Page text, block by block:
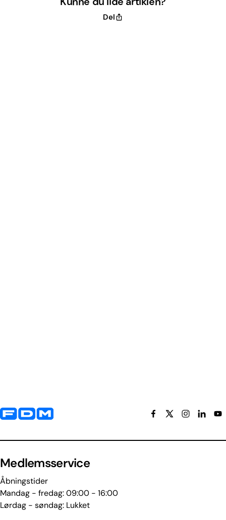
Del
Yderligere information og kontaktoplysninger
Medlemsservice
Åbningstider
Mandag - fredag: 09:00 - 16:00
Lørdag - søndag: Lukket